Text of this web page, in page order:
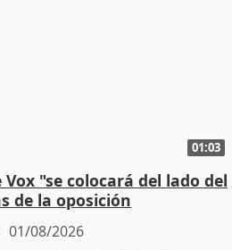
01:03
"se colocará del lado del
de la oposición
01/08/2026